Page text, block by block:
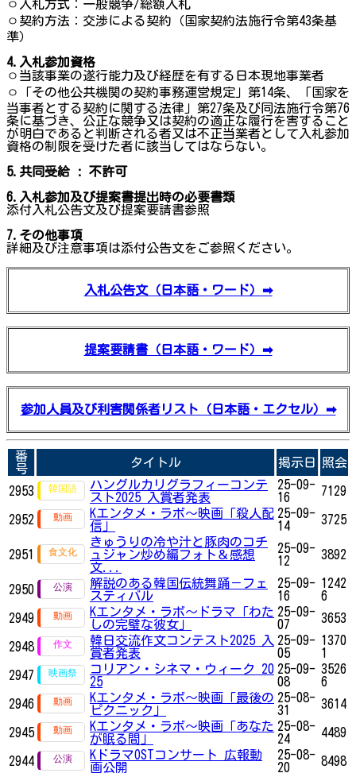
ㅇ入札方式：一般競争/総額入札
ㅇ契約方法：交渉による契約（国家契約法施行令第43条基
準）
4. 入札参加資格
ㅇ当該事業の遂行能力及び経歴を有する日本現地事業者
ㅇ「その他公共機関の契約事務運営規定」第14条、「国家を
当事者とする契約に関する法律」第27条及び同法施行令第76
条に基づき、公正な競争又は契約の適正な履行を害すること
が明白であると判断される者又は不正当業者として入札参加
資格の制限を受けた者に該当してはならない。
5. 共同受給 :
不許可
6. 入札参加及び提案書提出時の必要書類
添付入札公告文及び提案要請書参照
7. その他事項
詳細及び注意事項は添付公告文をご参照ください。
入札公告文（日本語・ワード）➡
提案要請書（日本語・ワード）➡
参加人員及び利害関係者リスト（日本語・エクセル）➡
番
号
タイトル 掲示日 照会
2953
ハングルカリグラフィーコンテ
スト2025 入賞者発表
25-09-
16
7129
2952
Kエンタメ・ラボ～映画「殺人配
信」
25-09-
14
3725
2951
きゅうりの冷や汁と豚肉のコチ
ュジャン炒め編フォト＆感想
文...
25-09-
12
3892
2950
解説のある韓国伝統舞踊－フェ
スティバル
25-09-
16
1242
6
2949
Kエンタメ・ラボ～ドラマ「わた
しの完璧な彼女」
25-09-
07
3653
2948
韓日交流作文コンテスト2025 入
賞者発表
25-09-
05
1370
1
2947
コリアン・シネマ・ウィーク 20
25
25-09-
08
3526
6
2946
Kエンタメ・ラボ～映画「最後の
ピクニック」
25-08-
31
3614
2945
Kエンタメ・ラボ～映画「あなた
が眠る間」
25-08-
24
4489
2944
KドラマOSTコンサート 広報動
画公開
25-08-
20
8498